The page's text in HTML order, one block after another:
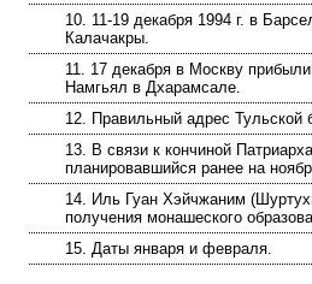
10. 11-19 декабря 1994 г. в
Калачакры.
11. 17 декабря в Москву
Намгьял в Дхарамсале.
12. Правильный адрес
13. В связи к кончиной
планировавшийся ранее на
14. Иль Гуан Хэйчжаним
получения монашеского
15. Даты января и февраля.